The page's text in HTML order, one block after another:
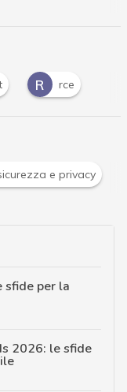
R rce
in tempo reale e gli
sfide per la
2026: le sfide